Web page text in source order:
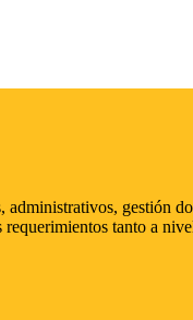
gestión
tanto a